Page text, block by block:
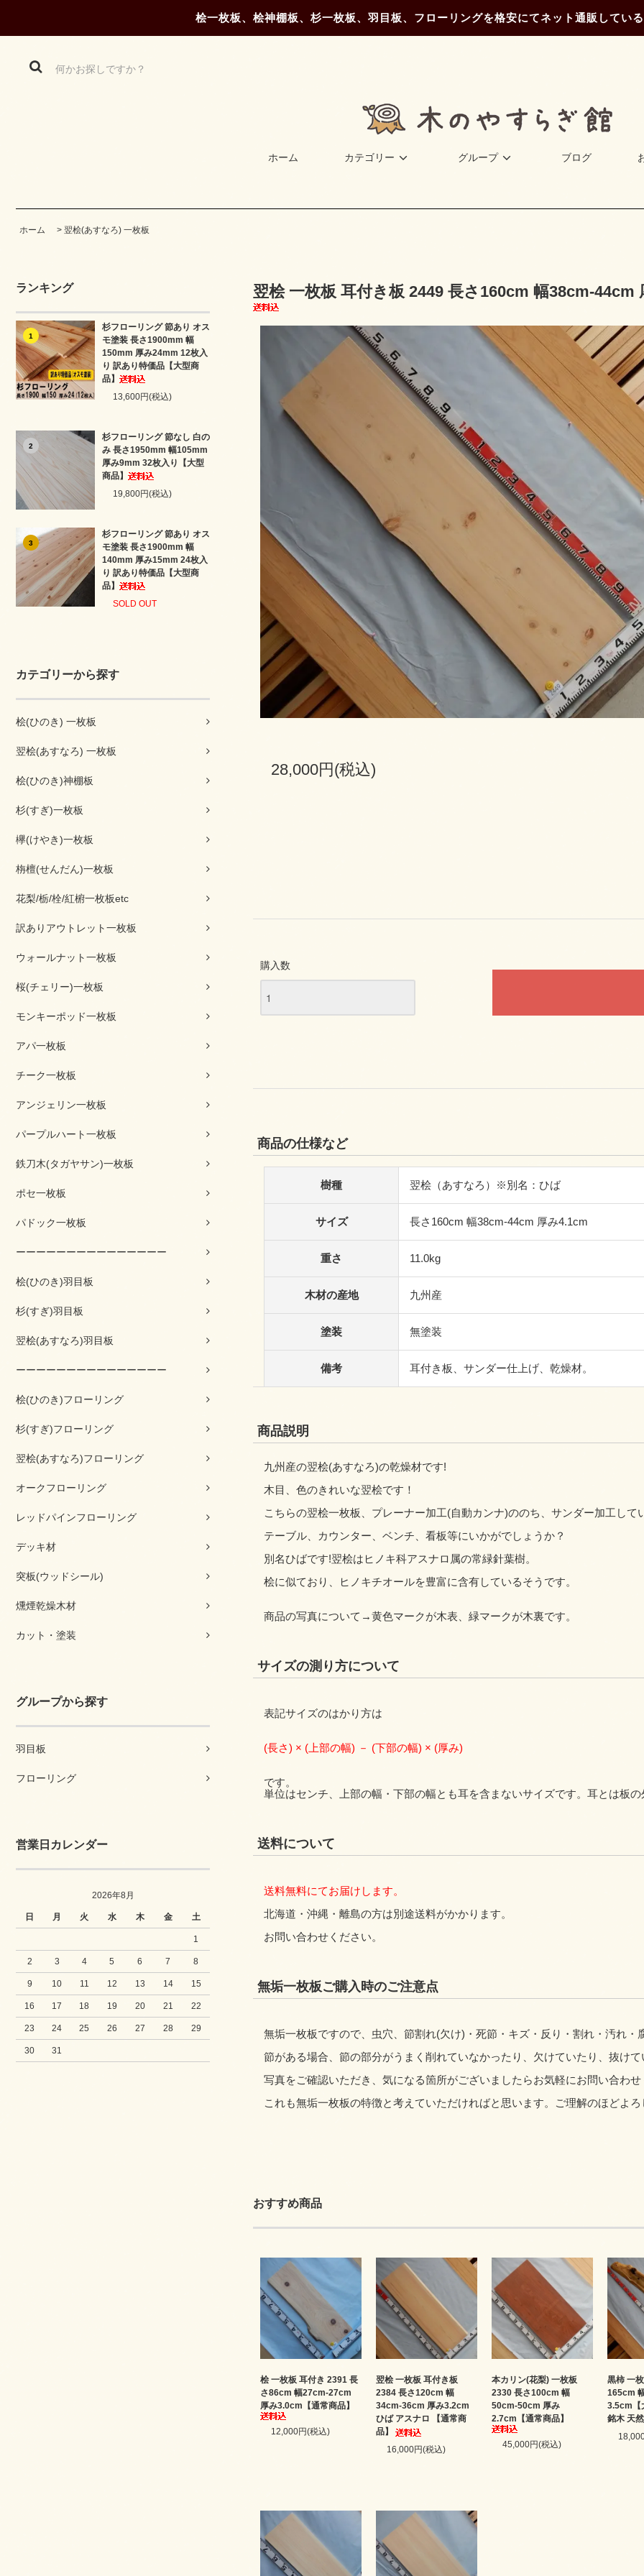
桧一枚板、桧神棚板、杉一枚板、羽目板、フローリングを格安にてネット通販してい
ホーム カテゴリー グループ ブログ
ホーム > 翌桧(あすなろ) 一枚板
ランキング
1
杉フローリング 節あり オス
モ塗装 長さ1900mm 幅
150mm 厚み24mm 12枚入
り 訳あり特価品【大型商
品】
13,600円(税込)
2
杉フローリング 節なし 白の
み 長さ1950mm 幅105mm
厚み9mm 32枚入り【大型
商品】
19,800円(税込)
3
杉フローリング 節あり オス
モ塗装 長さ1900mm 幅
140mm 厚み15mm 24枚入
り 訳あり特価品【大型商
品】
SOLD OUT
カテゴリーから探す
桧(ひのき) 一枚板
翌桧(あすなろ) 一枚板
桧(ひのき)神棚板
杉(すぎ)一枚板
欅(けやき)一枚板
栴檀(せんだん)一枚板
花梨/栃/栓/紅椨一枚板etc
訳ありアウトレット一枚板
ウォールナット一枚板
桜(チェリー)一枚板
モンキーポッド一枚板
アパ一枚板
チーク一枚板
アンジェリン一枚板
パープルハート一枚板
鉄刀木(タガヤサン)一枚板
ポセ一枚板
パドック一枚板
ーーーーーーーーーーーーーーー
桧(ひのき)羽目板
杉(すぎ)羽目板
翌桧(あすなろ)羽目板
ーーーーーーーーーーーーーーー
桧(ひのき)フローリング
杉(すぎ)フローリング
翌桧(あすなろ)フローリング
オークフローリング
レッドパインフローリング
デッキ材
突板(ウッドシール)
燻煙乾燥木材
カット・塗装
グループから探す
羽目板
フローリング
営業日カレンダー
2026年8月
日 月 火 水 木 金 土
1
2 3 4 5 6 7 8
9 10 11 12 13 14 15
16 17 18 19 20 21 22
23 24 25 26 27 28 29
30 31
翌桧 一枚板 耳付き板 2449 長さ160cm 幅38cm-
28,000円(税込)
購入数
商品の仕様など
樹種 翌桧（あすなろ）※別名：ひば
サイズ 長さ160cm 幅38cm-44cm 厚み4.1cm
重さ 11.0kg
木材の産地 九州産
塗装 無塗装
備考 耳付き板、サンダー仕上げ、乾燥材。
商品説明
九州産の翌桧(あすなろ)の乾燥材です!
木目、色のきれいな翌桧です！
こちらの翌桧一枚板、プレーナー加工(自動カンナ)ののち、サンダー加工して
テーブル、カウンター、ベンチ、看板等にいかがでしょうか？
別名ひばです!翌桧はヒノキ科アスナロ属の常緑針葉樹。
桧に似ており、ヒノキチオールを豊富に含有しているそうです。
商品の写真について→黄色マークが木表、緑マークが木裏です。
サイズの測り方について
表記サイズのはかり方は
(長さ) × (上部の幅) － (下部の幅) × (厚み)
です。
単位はセンチ、上部の幅・下部の幅とも耳を含まないサイズです。耳とは板
送料について
送料無料にてお届けします。
北海道・沖縄・離島の方は別途送料がかかります。
お問い合わせください。
無垢一枚板ご購入時のご注意点
無垢一枚板ですので、虫穴、節割れ(欠け)・死節・キズ・反り・割れ・汚れ・
節がある場合、節の部分がうまく削れていなかったり、欠けていたり、抜け
写真をご確認いただき、気になる箇所がございましたらお気軽にお問い合わ
これも無垢一枚板の特徴と考えていただければと思います。ご理解のほどよ
おすすめ商品
桧 一枚板 耳付き 2391 長
さ86cm 幅27cm-27cm
厚み3.0cm【通常商品】
12,000円(税込)
翌桧 一枚板 耳付き板
2384 長さ120cm 幅
34cm-36cm 厚み3.2cm
ひば アスナロ 【通常商
品】
16,000円(税込)
本カリン(花梨) 一枚板
2330 長さ100cm 幅
50cm-50cm 厚み
2.7cm【通常商品】
45,000円(税込)
黒柿 一
165cm
3.5cm【
銘木 天